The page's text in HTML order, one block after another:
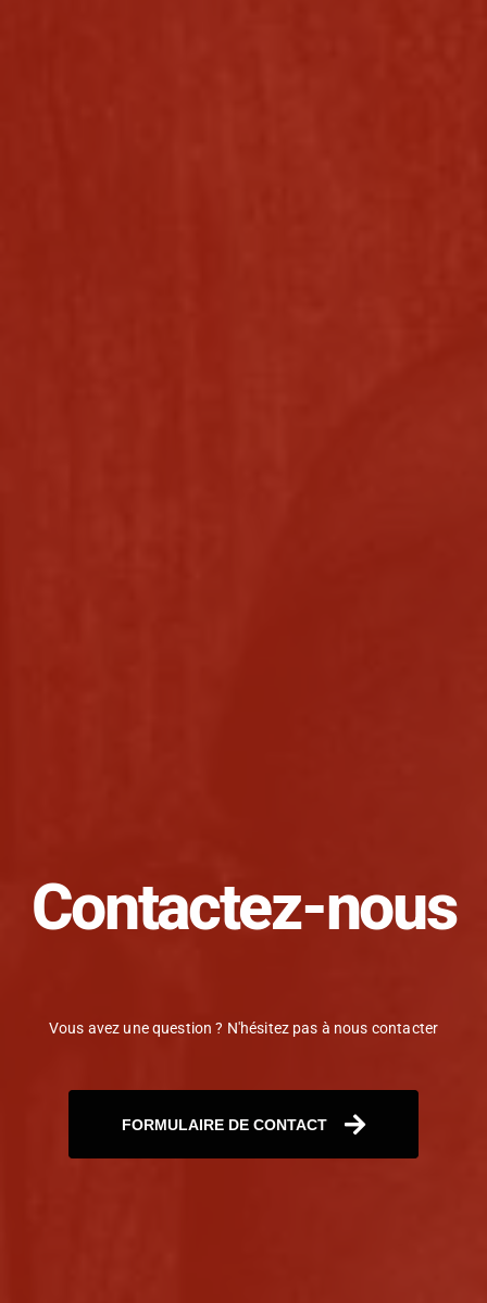
Contactez-nous
Vous avez une question ? N'hésitez pas à nous contacter
FORMULAIRE DE CONTACT